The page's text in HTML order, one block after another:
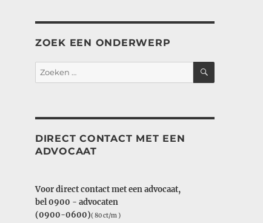
ZOEK EEN ONDERWERP
Zoeken
naar:
ZOEKEN
DIRECT CONTACT MET EEN
ADVOCAAT
Voor direct contact met een advocaat,
bel 0900 - advocaten
(0900-0600)( 80 ct/m )